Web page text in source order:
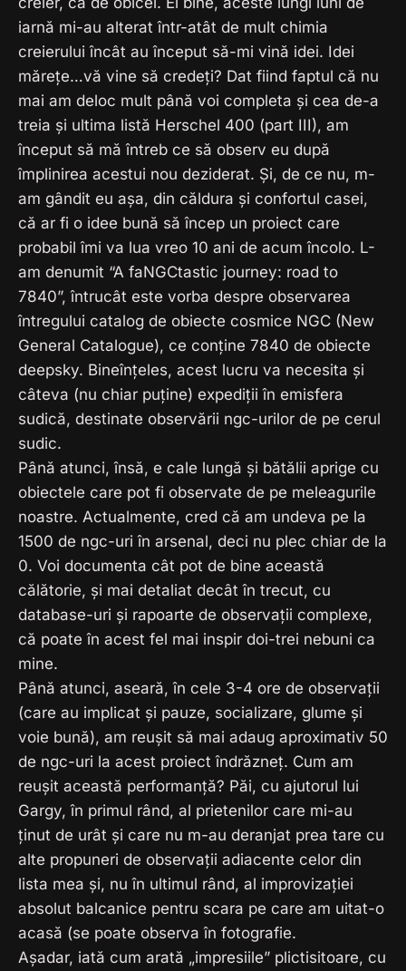
iarnă mi-au alterat într-atât de mult chimia
creierului încât au început să-mi vină idei. Idei
mărețe…vă vine să credeți? Dat fiind faptul că nu
mai am deloc mult până voi completa și cea de-a
treia și ultima listă Herschel 400 (part III), am
început să mă întreb ce să observ eu după
împlinirea acestui nou deziderat. Și, de ce nu, m-
am gândit eu așa, din căldura și confortul casei,
că ar fi o idee bună să încep un proiect care
probabil îmi va lua vreo 10 ani de acum încolo. L-
am denumit “A faNGCtastic journey: road to
7840”, întrucât este vorba despre observarea
întregului catalog de obiecte cosmice NGC (New
General Catalogue), ce conține 7840 de obiecte
deepsky. Bineînțeles, acest lucru va necesita și
câteva (nu chiar puține) expediții în emisfera
sudică, destinate observării ngc-urilor de pe cerul
sudic.
Până atunci, însă, e cale lungă și bătălii aprige cu
obiectele care pot fi observate de pe meleagurile
noastre. Actualmente, cred că am undeva pe la
1500 de ngc-uri în arsenal, deci nu plec chiar de la
0. Voi documenta cât pot de bine această
călătorie, și mai detaliat decât în trecut, cu
database-uri și rapoarte de observații complexe,
că poate în acest fel mai inspir doi-trei nebuni ca
mine.
Până atunci, aseară, în cele 3-4 ore de observații
(care au implicat și pauze, socializare, glume și
voie bună), am reușit să mai adaug aproximativ 50
de ngc-uri la acest proiect îndrăzneț. Cum am
reușit această performanță? Păi, cu ajutorul lui
Gargy, în primul rând, al prietenilor care mi-au
ținut de urât și care nu m-au deranjat prea tare cu
alte propuneri de observații adiacente celor din
lista mea și, nu în ultimul rând, al improvizației
absolut balcanice pentru scara pe care am uitat-o
acasă (se poate observa în fotografie.
Așadar, iată cum arată „impresiile” plictisitoare, cu